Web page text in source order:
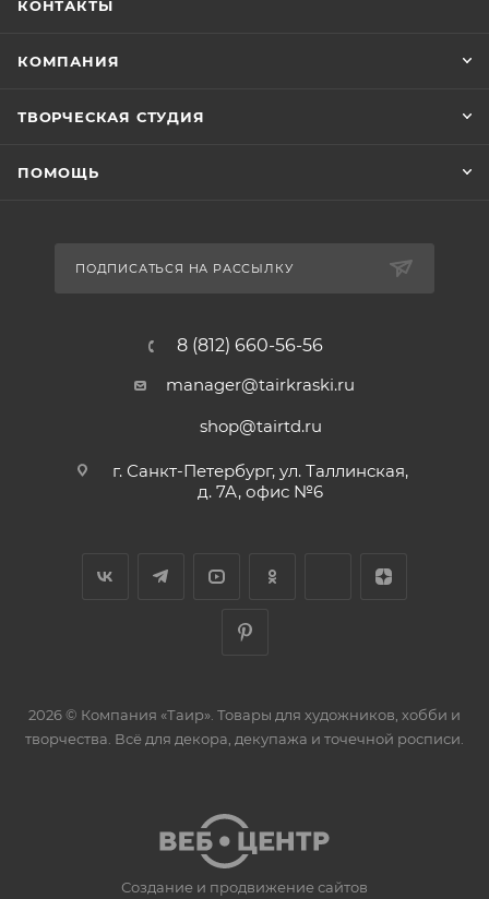
КОНТАКТЫ
КОМПАНИЯ
ТВОРЧЕСКАЯ СТУДИЯ
ПОМОЩЬ
ПОДПИСАТЬСЯ НА РАССЫЛКУ
8 (812) 660-56-56
manager@tairkraski.ru
shop@tairtd.ru
г. Санкт-Петербург, ул. Таллинская,
д. 7А, офис №6
2026 © Компания «Таир». Товары для художников, хобби и
творчества. Всё для декора, декупажа и точечной росписи.
Создание и продвижение сайтов